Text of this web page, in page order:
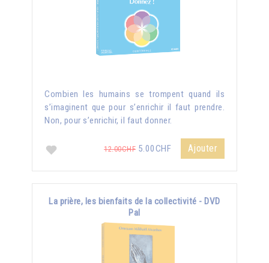
Combien les humains se trompent quand ils
s’imaginent que pour s’enrichir il faut prendre.
Non, pour s’enrichir, il faut donner.
12.00CHF 5.00CHF Ajouter
La prière, les bienfaits de la collectivité - DVD
Pal